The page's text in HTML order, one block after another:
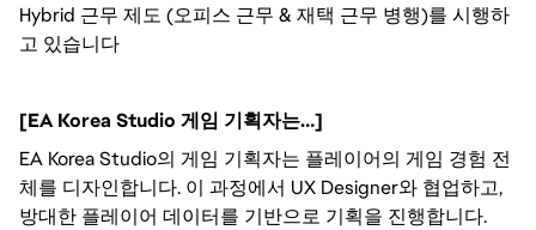
Hybrid 근무 제도 (오피스 근무 & 재택 근무 병행)를 시행하
고 있습니다
[EA Korea Studio 게임 기획자는…]
EA Korea Studio의 게임 기획자는 플레이어의 게임 경험 전
체를 디자인합니다. 이 과정에서 UX Designer와 협업하고,
방대한 플레이어 데이터를 기반으로 기획을 진행합니다.